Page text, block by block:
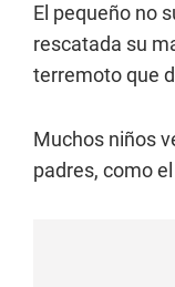
El pequeño no
rescatada su
terremoto que
Muchos niños
padres, como